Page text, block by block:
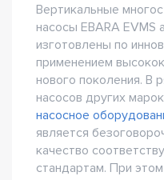
Вертикальные
насосы EBARA EVMS
изготовлены по
применением
нового поколения. В
насосов других
насосное
является
качество
стандартам. При